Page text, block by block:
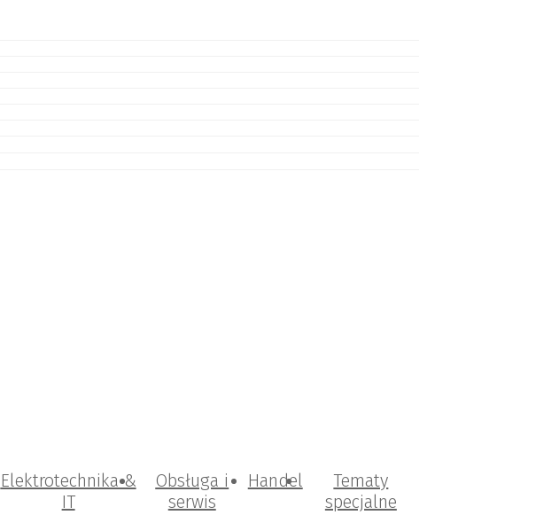
Elektrotechnika &
IT
Obsługa i
serwis
Handel
Tematy
specjalne